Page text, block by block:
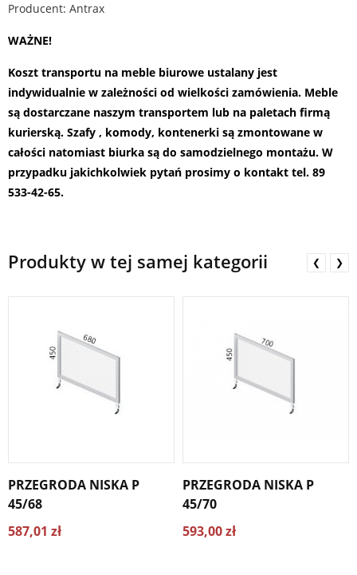
Producent: Antrax
WAŻNE!
Koszt transportu na meble biurowe ustalany jest
indywidualnie w zależności od wielkości zamówienia. Meble
są dostarczane naszym transportem lub na paletach firmą
kurierską. Szafy , komody, kontenerki są zmontowane w
całości natomiast biurka są do samodzielnego montażu. W
przypadku jakichkolwiek pytań prosimy o kontakt tel. 89
533-42-65.
Produkty w tej samej kategorii
PRZEGRODA NISKA P
45/68
587,01 zł
PRZEGRODA NISKA P
45/70
593,00 zł
❮ ❯